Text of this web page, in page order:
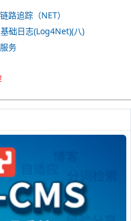
路追踪（NET）
础日志(Log4Net)(八)
务